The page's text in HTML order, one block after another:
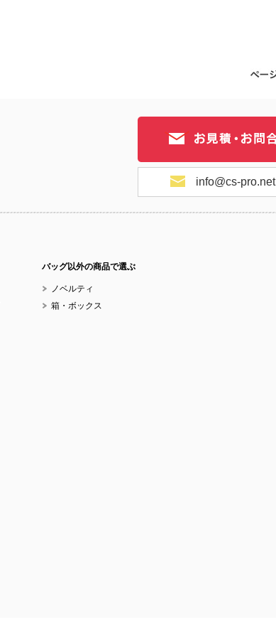
info@cs-pro.net
バッグ以外の商品で選ぶ
ノベルティ
箱・ボックス